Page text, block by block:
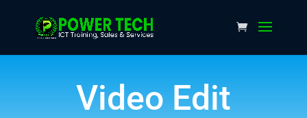
Video Edit